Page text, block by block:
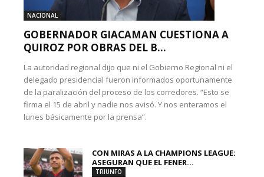
NACIONAL
GOBERNADOR GIACAMAN CUESTIONA A
QUIROZ POR OBRAS DEL B...
La autoridad regional dijo que ni el Gobierno Regional ni el
delegado presidencial fueron informados oportunamente
de la paralización del proceso de los corredores. “Esto se
firma el 15 de abril y nadie nos avisó. Y nos enteramos el
lunes básicamente por la prensa”.
CON MIRAS A LA CHAMPIONS LEAGUE:
ASEGURAN QUE EL FENER...
TRIUNFO